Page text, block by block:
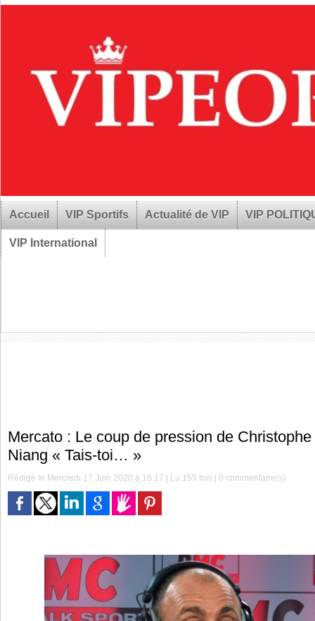
Accueil VIP Sportifs Actualité de VIP VIP
VIP International
Mercato : Le coup de pression de
Niang « Tais-toi… »
Rédigé le Mercredi 17 Juin 2020 à 16:17 | Lu 155 fois |0 commentaire(s)